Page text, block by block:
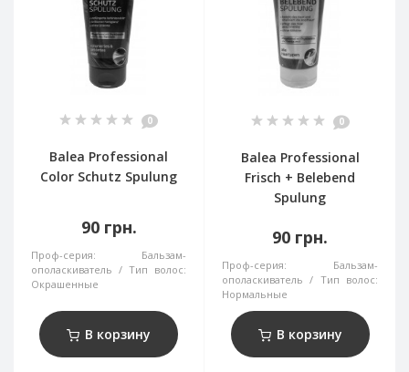
0
Balea Professional
Color Schutz Spulung
90 грн.
Проф-серия:
Бальзам-
ополаскиватель
Тип волос:
Окрашенные
В корзину
0
Balea Professional
Frisch + Belebend
Spulung
90 грн.
Проф-серия:
Бальзам-
ополаскиватель
Тип волос:
Нормальные
В корзину